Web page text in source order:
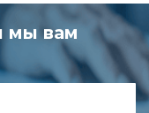
мы вам